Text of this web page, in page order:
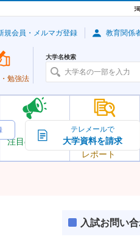
注目の大学
大学の今
トピック＆
レポート
勉強法
大学名検索
規会員・メルマガ登録 教育関係
テレメールで
大学資料を請求
入試お問い